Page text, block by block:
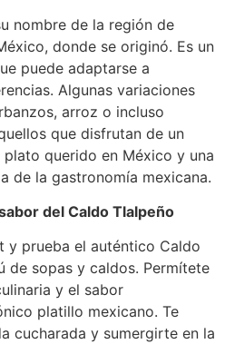
nombre de la región de
donde se originó. Es un
puede adaptarse a
Algunas variaciones
arroz o incluso
que disfrutan de un
querido en México y una
de la gastronomía mexicana.
del Caldo Tlalpeño
y prueba el auténtico Caldo
de sopas y caldos. Permítete
y el sabor
platillo mexicano. Te
cucharada y sumergirte en la